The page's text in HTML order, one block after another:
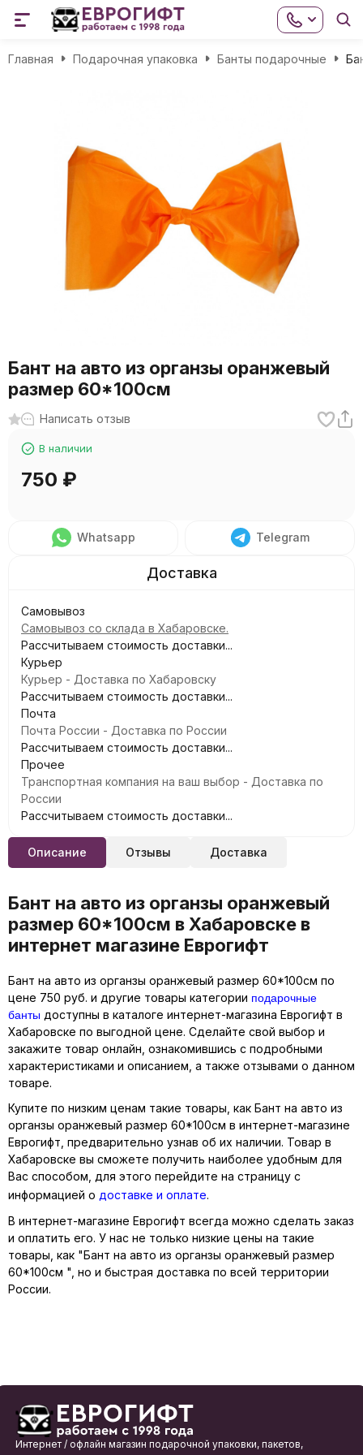
Главная Подарочная упаковка Банты подарочные
Бант на авто из органзы оранжевый
размер 60*100см
Написать отзыв
В наличии
750 ₽
Whatsapp Telegram
Самовывоз
Самовывоз со склада в Хабаровске.
Рассчитываем стоимость доставки...
Курьер
Курьер - Доставка по Хабаровску
Рассчитываем стоимость доставки...
Почта
Почта России - Доставка по России
Рассчитываем стоимость доставки...
Прочее
Транспортная компания на ваш выбор - Доставка по
России
Рассчитываем стоимость доставки...
Описание Отзывы Доставка
Бант на авто из органзы оранжевый
размер 60*100см в Хабаровске в
интернет магазине Еврогифт
Бант на авто из органзы оранжевый размер 60*100см по
цене 750 руб. и другие товары категории подарочные
банты доступны в каталоге интернет-магазина Еврогифт в
Хабаровске по выгодной цене. Сделайте свой выбор и
закажите товар онлайн, ознакомившись с подробными
характеристиками и описанием, а также отзывами о данном
товаре.
Купите по низким ценам такие товары, как Бант на авто из
органзы оранжевый размер 60*100см в интернет-магазине
Еврогифт, предварительно узнав об их наличии. Товар в
Хабаровске вы сможете получить наиболее удобным для
Вас способом, для этого перейдите на страницу с
информацией о доставке и оплате.
В интернет-магазине Еврогифт всегда можно сделать заказ
и оплатить его. У нас не только низкие цены на такие
товары, как "Бант на авто из органзы оранжевый размер
60*100см ", но и быстрая доставка по всей территории
России.
Интернет / офлайн магазин подарочной упаковки, пакетов,